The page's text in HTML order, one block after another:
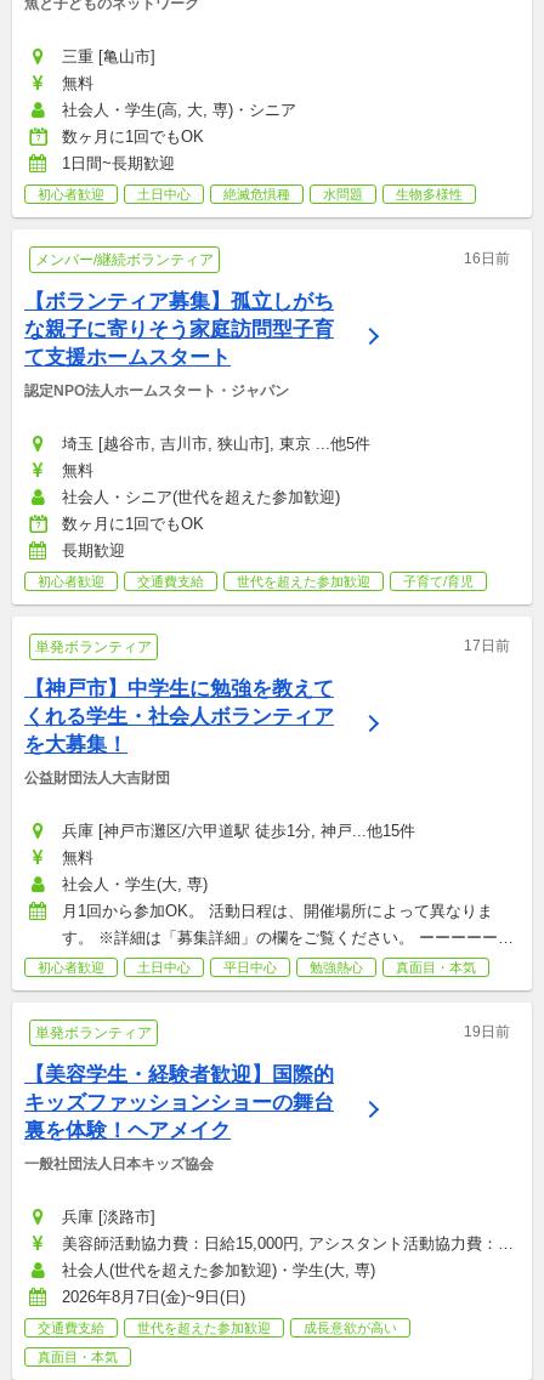
魚と子どものネットワーク
三重 [亀山市]
無料
社会人・学生(高, 大, 専)・シニア
数ヶ月に1回でもOK
1日間~長期歓迎
初心者歓迎 土日中心 絶滅危惧種 水問題 生物多様性
メンバー/継続ボランティア 16日前
【ボランティア募集】孤立しがち
な親子に寄りそう家庭訪問型子育
て支援ホームスタート
認定NPO法人ホームスタート・ジャパン
埼玉 [越谷市, 吉川市, 狭山市], 東京 ...他5件
無料
社会人・シニア(世代を超えた参加歓迎)
数ヶ月に1回でもOK
長期歓迎
初心者歓迎 交通費支給 世代を超えた参加歓迎 子育て/育児
単発ボランティア 17日前
【神戸市】中学生に勉強を教えて
くれる学生・社会人ボランティア
を大募集！
公益財団法人大吉財団
兵庫 [神戸市灘区/六甲道駅 徒歩1分, 神戸...他15件
無料
社会人・学生(大, 専)
月1回から参加OK。 活動日程は、開催場所によって異なりま
す。 ※詳細は「募集詳細」の欄をご覧ください。 ーーーーーー
ーーーー ※祝日及び年末年始（12月29日～1月3日）は活動を休
止します。
初心者歓迎 土日中心 平日中心 勉強熱心 真面目・本気
単発ボランティア 19日前
【美容学生・経験者歓迎】国際的
キッズファッションショーの舞台
裏を体験！ヘアメイク
一般社団法人日本キッズ協会
兵庫 [淡路市]
美容師活動協力費：日給15,000円, アシスタント活動協力費：日
給5,000円
社会人(世代を超えた参加歓迎)・学生(大, 専)
2026年8月7日(金)~9日(日)
交通費支給 世代を超えた参加歓迎
成長意欲が高い
真面目・本気